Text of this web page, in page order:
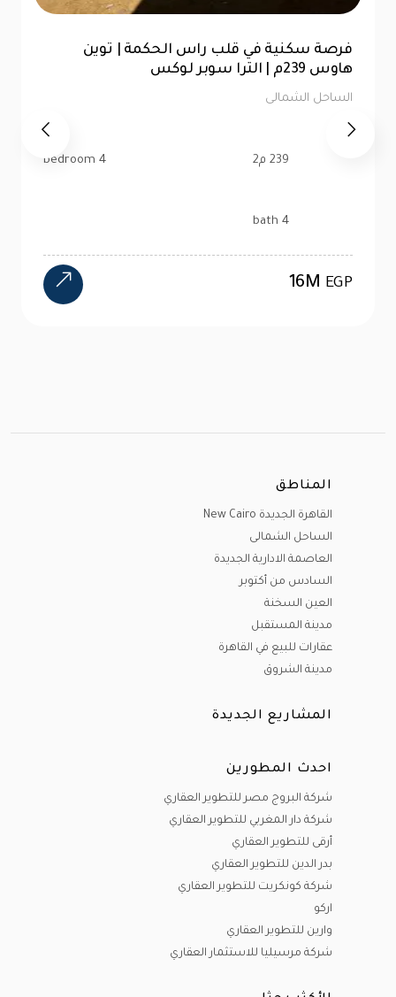
شاليه 76متر للبيع | الحق فرصتك في لا سيستا
الساحل الشمالى
المناطق
القاهرة الجديدة New Cairo
الساحل الشمالى
العاصمة الادارية الجديدة
السادس من أكتوبر
العين السخنة
مدينة المستقبل
عقارات للبيع في القاهرة
مدينة الشروق
المشاريع الجديدة
احدث المطورين
شركة البروج مصر للتطوير العقاري
شركة دار المغربي للتطوير العقاري
أرقى للتطوير العقاري
بدر الدين للتطوير العقاري
شركة كونكريت للتطوير العقاري
اركو
وارين للتطوير العقاري
شركة مرسيليا للاستثمار العقاري